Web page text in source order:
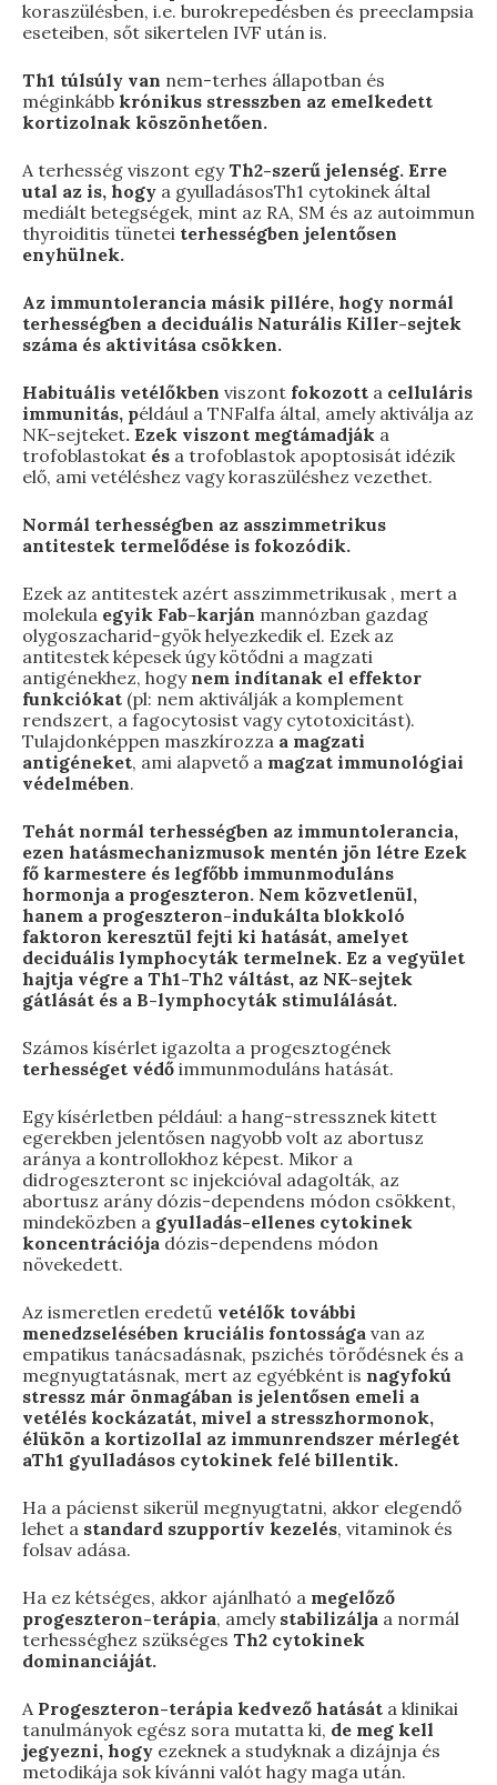
koraszülésben, i.e. burokrepedésben és preeclampsia
eseteiben, sőt sikertelen IVF után is.
Th1 túlsúly van nem-terhes állapotban és
méginkább krónikus stresszben az emelkedett
kortizolnak köszönhetően.
A terhesség viszont egy Th2-szerű jelenség. Erre
utal az is, hogy a gyulladásosTh1 cytokinek által
mediált betegségek, mint az RA, SM és az autoimmun
thyroiditis tünetei terhességben jelentősen
enyhülnek.
Az immuntolerancia másik pillére, hogy normál
terhességben a deciduális Naturális Killer-sejtek
száma és aktivitása csökken.
Habituális vetélőkben viszont fokozott a celluláris
immunitás, például a TNFalfa által, amely aktiválja az
NK-sejteket. Ezek viszont megtámadják a
trofoblastokat és a trofoblastok apoptosisát idézik
elő, ami vetéléshez vagy koraszüléshez vezethet.
Normál terhességben az asszimmetrikus
antitestek termelődése is fokozódik.
Ezek az antitestek azért asszimmetrikusak , mert a
molekula egyik Fab-karján mannózban gazdag
olygoszacharid-gyök helyezkedik el. Ezek az
antitestek képesek úgy kötődni a magzati
antigénekhez, hogy nem indítanak el effektor
funkciókat (pl: nem aktiválják a komplement
rendszert, a fagocytosist vagy cytotoxicitást).
Tulajdonképpen maszkírozza a magzati
antigéneket, ami alapvető a magzat immunológiai
védelmében.
Tehát normál terhességben az immuntolerancia,
ezen hatásmechanizmusok mentén jön létre Ezek
fő karmestere és legfőbb immunmoduláns
hormonja a progeszteron. Nem közvetlenül,
hanem a progeszteron-indukálta blokkoló
faktoron keresztül fejti ki hatását, amelyet
deciduális lymphocyták termelnek. Ez a vegyület
hajtja végre a Th1-Th2 váltást, az NK-sejtek
gátlását és a B-lymphocyták stimulálását.
Számos kísérlet igazolta a progesztogének
terhességet védő immunmoduláns hatását.
Egy kísérletben például: a hang-stressznek kitett
egerekben jelentősen nagyobb volt az abortusz
aránya a kontrollokhoz képest. Mikor a
didrogeszteront sc injekcióval adagolták, az
abortusz arány dózis-dependens módon csökkent,
mindeközben a gyulladás-ellenes cytokinek
koncentrációja dózis-dependens módon
növekedett.
Az ismeretlen eredetű vetélők további
menedzselésében kruciális fontossága van az
empatikus tanácsadásnak, pszichés törődésnek és a
megnyugtatásnak, mert az egyébként is nagyfokú
stressz már önmagában is jelentősen emeli a
vetélés kockázatát, mivel a stresszhormonok,
élükön a kortizollal az immunrendszer mérlegét
aTh1 gyulladásos cytokinek felé billentik.
Ha a pácienst sikerül megnyugtatni, akkor elegendő
lehet a standard szupportív kezelés, vitaminok és
folsav adása.
Ha ez kétséges, akkor ajánlható a megelőző
progeszteron-terápia, amely stabilizálja a normál
terhességhez szükséges Th2 cytokinek
dominanciáját.
A Progeszteron-terápia kedvező hatását a klinikai
tanulmányok egész sora mutatta ki, de meg kell
jegyezni, hogy ezeknek a studyknak a dizájnja és
metodikája sok kívánni valót hagy maga után.